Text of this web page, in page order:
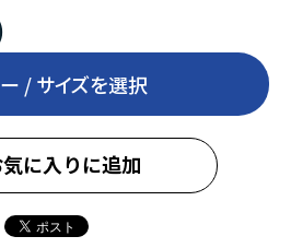
/ サイズを選択
に入りに追加